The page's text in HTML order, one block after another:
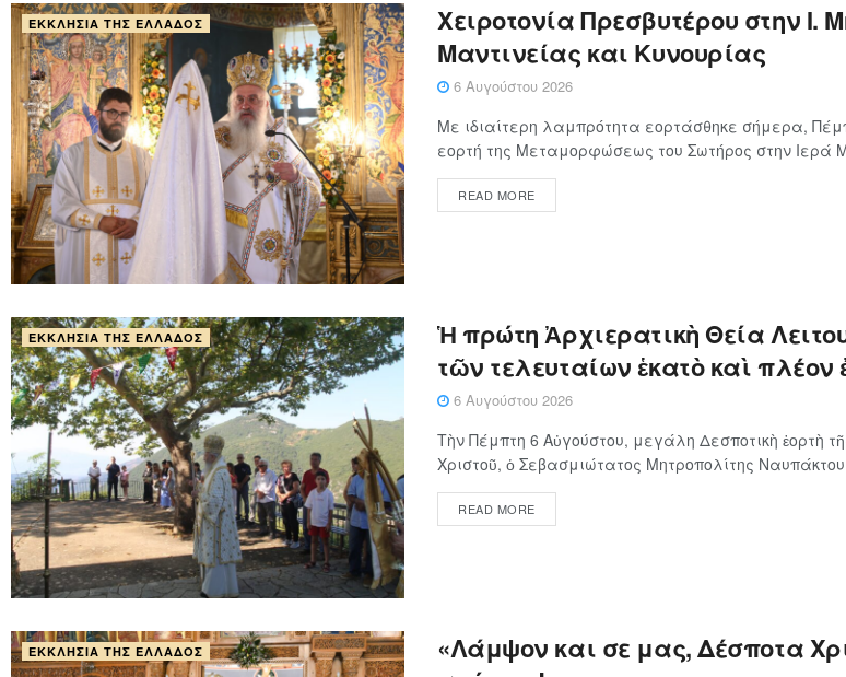
ΕΚΚΛΗΣΊΑ ΤΗΣ ΕΛΛΆΔΟΣ
Xειροτονία Πρεσβυτέρου στην Ι.
Μαντινείας και Κυνουρίας
6 Αυγούστου 2026
Με ιδιαίτερη λαμπρότητα εορτάσθηκε σήμερα,
εορτή της Μεταμορφώσεως του Σωτήρος στην Ιερά
READ MORE
ΕΚΚΛΗΣΊΑ ΤΗΣ ΕΛΛΆΔΟΣ
Ἡ πρώτη Ἀρχιερατικὴ Θεία
τῶν τελευταίων ἑκατὸ καὶ πλέον
6 Αυγούστου 2026
Τὴν Πέμπτη 6 Αὐγούστου, μεγάλη Δεσποτικὴ ἑορτὴ
Χριστοῦ, ὁ Σεβασμιώτατος Μητροπολίτης
READ MORE
ΕΚΚΛΗΣΊΑ ΤΗΣ ΕΛΛΆΔΟΣ
«Λάμψον και σε μας, Δέσποτα